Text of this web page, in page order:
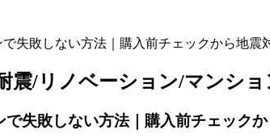
失敗しない方法｜購入前チェックから地震
震/リノベーション/マンシ
失敗しない方法｜購入前チェック